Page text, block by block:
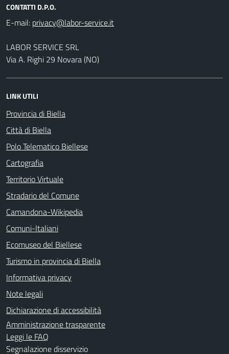
CONTATTI D.P.O.
E-mail:
LABOR SERVICE SRL
Via A. Righi 29 Novara (NO)
LINK UTILI
Provincia di Biella
Città di Biella
Polo Telematico Biellese
Cartografia
Territorio Virtuale
Stradario del Comune
Camandona-Wikipedia
Comuni-Italiani
Ecomuseo del Biellese
Turismo in provincia di Biella
Informativa privacy
Note legali
Dichiarazione di accessibilità
Amministrazione trasparente
Leggi le FAQ
Segnalazione disservizio